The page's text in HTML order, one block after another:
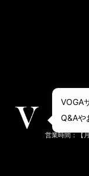
604-
【地下
営業時間：【